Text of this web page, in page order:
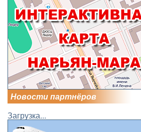
Новости партнёров
Загрузка...